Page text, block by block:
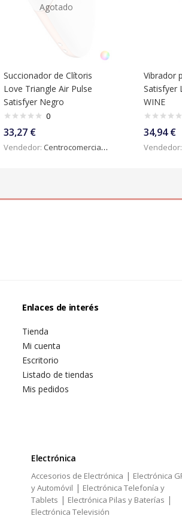
Agotado
Succionador de Clítoris
Love Triangle Air Pulse
Satisfyer Negro
0
33,27 €
Vendedor: Centrocomercialdigital
Vibrador
Satisfyer
WINE
34,94€
Vendedor:
Enlaces de interés
Tienda
Mi cuenta
Escritorio
Listado de tiendas
Mis pedidos
Electrónica
Accesorios de Electrónica | Electrónica
y Automóvil | Electrónica Telefonía y
Tablets | Electrónica Pilas y Baterías |
Electrónica Televisión